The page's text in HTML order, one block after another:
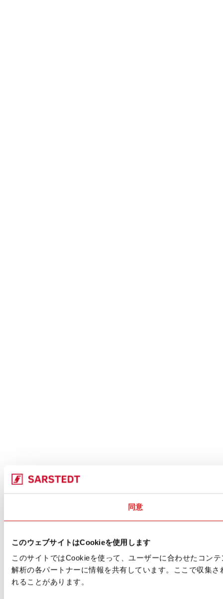
同意
このウェブサイトはCookieを使用します
このサイトではCookieを使って、ユーザーに合わせたコン
解析の各パートナーに情報を共有しています。ここで収集
れることがあります。